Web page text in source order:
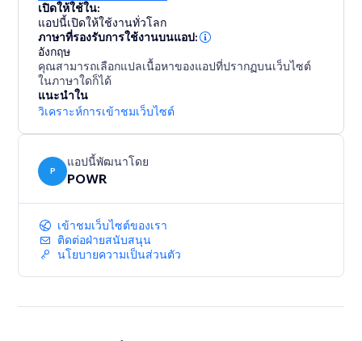
เปิดให้ใช้ใน:
แอปนี้เปิดให้ใช้งานทั่วโลก
ภาษาที่รองรับการใช้งานบนแอป:
อังกฤษ
คุณสามารถเลือกแปลเนื้อหาของแอปที่ปรากฏบนเว็บไซต์
ในภาษาใดก็ได้
แนะนำใน
วิเคราะห์การเข้าชมเว็บไซต์
P
แอปนี้พัฒนาโดย
POWR
เข้าชมเว็บไซต์ของเรา
ติดต่อฝ่ายสนับสนุน
นโยบายความเป็นส่วนตัว